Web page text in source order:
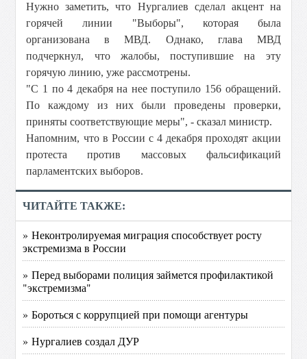
Нужно заметить, что Нургалиев сделал акцент на
горячей линии "Выборы", которая была
организована в МВД. Однако, глава МВД
подчеркнул, что жалобы, поступившие на эту
горячую линию, уже рассмотрены.
"С 1 по 4 декабря на нее поступило 156 обращений.
По каждому из них были проведены проверки,
приняты соответствующие меры", - сказал министр.
Напомним, что в России с 4 декабря проходят акции
протеста против массовых фальсификаций
парламентских выборов.
ЧИТАЙТЕ ТАКЖЕ:
» Неконтролируемая миграция способствует росту
экстремизма в России
» Перед выборами полиция займется профилактикой
"экстремизма"
» Бороться с коррупцией при помощи агентуры
» Нургалиев создал ДУР